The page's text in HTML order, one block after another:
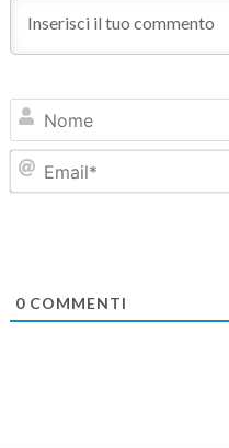
0COMMENTI